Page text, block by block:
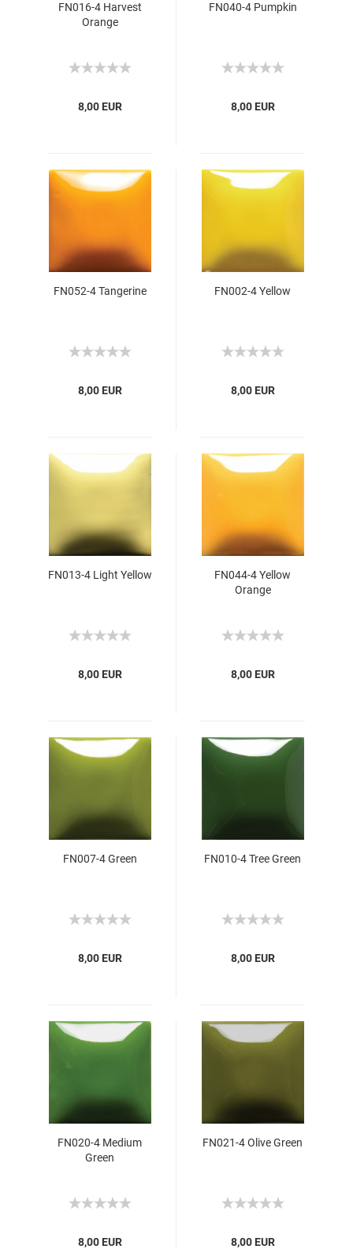
FN016-4 Harvest
Orange
8,00 EUR
FN040-4 Pumpkin
8,00 EUR
FN052-4 Tangerine
8,00 EUR
FN002-4 Yellow
8,00 EUR
FN013-4 Light Yellow
8,00 EUR
FN044-4 Yellow
Orange
8,00 EUR
FN007-4 Green
8,00 EUR
FN010-4 Tree Green
8,00 EUR
FN020-4 Medium
Green
8,00 EUR
FN021-4 Olive Green
8,00 EUR